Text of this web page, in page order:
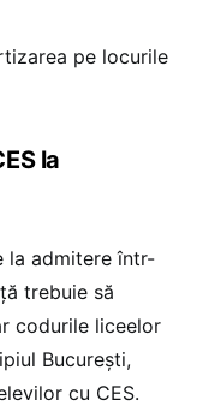
pe locurile
la
la admitere într-
trebuie să
codurile liceelor
București,
cu CES.